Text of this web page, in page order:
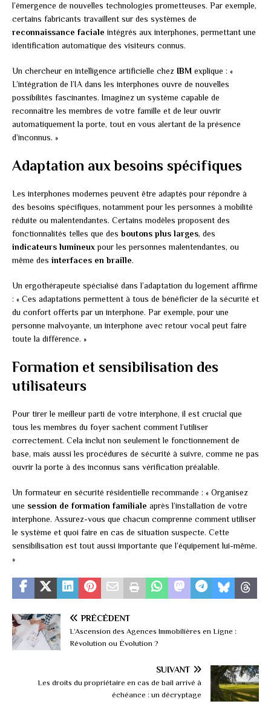
l’émergence de nouvelles technologies prometteuses. Par exemple,
certains fabricants travaillent sur des systèmes de
reconnaissance faciale intégrés aux interphones, permettant une
identification automatique des visiteurs connus.
Un chercheur en intelligence artificielle chez IBM explique : «
L’intégration de l’IA dans les interphones ouvre de nouvelles
possibilités fascinantes. Imaginez un système capable de
reconnaître les membres de votre famille et de leur ouvrir
automatiquement la porte, tout en vous alertant de la présence
d’inconnus. »
Adaptation aux besoins spécifiques
Les interphones modernes peuvent être adaptés pour répondre à
des besoins spécifiques, notamment pour les personnes à mobilité
réduite ou malentendantes. Certains modèles proposent des
fonctionnalités telles que desboutons plus larges, des
indicateurs lumineuxpour les personnes malentendantes, ou
même des interfaces en braille.
Un ergothérapeute spécialisé dans l’adaptation du logement affirme
: « Ces adaptations permettent à tous de bénéficier de la sécurité et
du confort offerts par un interphone. Par exemple, pour une
personne malvoyante, un interphone avec retour vocal peut faire
toute la différence. »
Formation et sensibilisation des
utilisateurs
Pour tirer le meilleur parti de votre interphone, il est crucial que
tous les membres du foyer sachent comment l’utiliser
correctement. Cela inclut non seulement le fonctionnement de
base, mais aussi les procédures de sécurité à suivre, comme ne pas
ouvrir la porte à des inconnus sans vérification préalable.
Un formateur en sécurité résidentielle recommande : « Organisez
une session de formation familiale après l’installation de votre
interphone. Assurez-vous que chacun comprenne comment utiliser
le système et quoi faire en cas de situation suspecte. Cette
sensibilisation est tout aussi importante que l’équipement lui-même.
»
PRÉCÉDENT
L’Ascension des Agences Immobilières en Ligne :
Révolution ou Évolution ?
SUIVANT
Les droits du propriétaire en cas de bail arrivé à
échéance : un décryptage